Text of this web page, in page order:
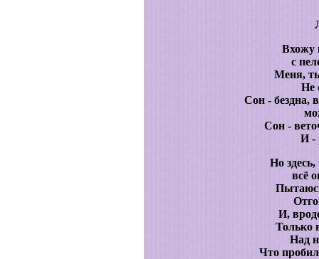
Вхожу
с
Меня,
Не
Сон - бездна,
Сон -
И -
Но
всё
И,
Только
Над
Что